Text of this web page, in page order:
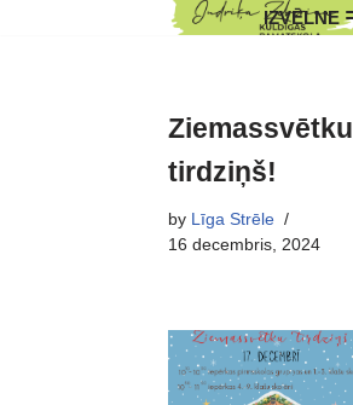
IZVĒLNE
Ziemassvētku
tirdziņš!
by Līga Strēle
16 decembris, 2024